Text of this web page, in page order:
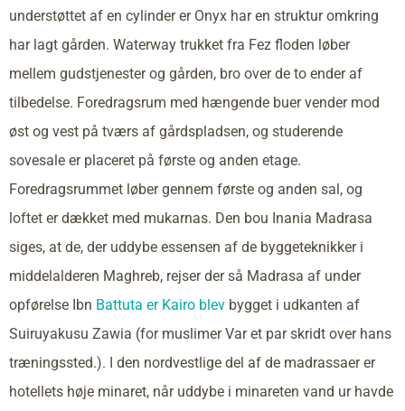
understøttet af en cylinder er Onyx har en struktur omkring
har lagt gården. Waterway trukket fra Fez floden løber
mellem gudstjenester og gården, bro over de to ender af
tilbedelse. Foredragsrum med hængende buer vender mod
øst og vest på tværs af gårdspladsen, og studerende
sovesale er placeret på første og anden etage.
Foredragsrummet løber gennem første og anden sal, og
loftet er dækket med mukarnas. Den bou Inania Madrasa
siges, at de, der uddybe essensen af de byggeteknikker i
middelalderen Maghreb, rejser der så Madrasa af under
opførelse Ibn Battuta er Kairo blev bygget i udkanten af
Suiruyakusu Zawia (for muslimer Var et par skridt over hans
træningssted.). I den nordvestlige del af de madrassaer er
hotellets høje minaret, når uddybe i minareten vand ur havde